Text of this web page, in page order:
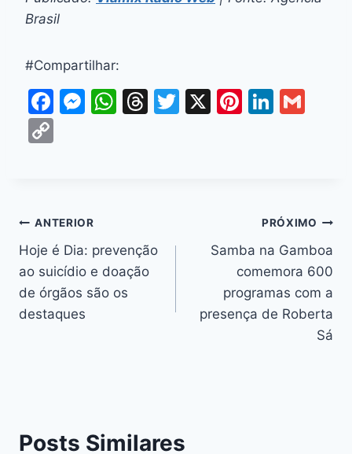
Brasil
#Compartilhar:
F
o
o
k
M
n
g
er
W
p
T
T
X
Pi Li
n
Li
n
k
ANTERIOR
Hoje é Dia: prevenção
ao suicídio e doação
de órgãos são os
destaques
PRÓXIMO
Samba na Gamboa
comemora 600
programas com a
presença de Roberta
Sá
Posts Similares